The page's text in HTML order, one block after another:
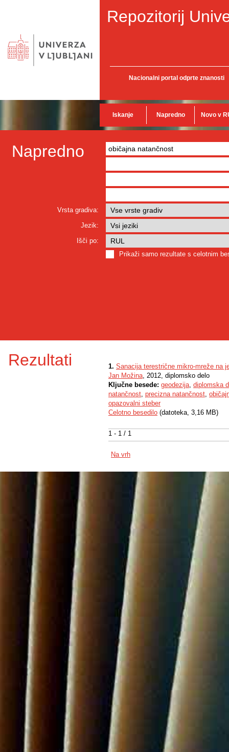
Repozitorij
Nacionalni portal odprte znanosti
Iskanje Napredno Novo v
Napredno
Vrsta gradiva:
Jezik:
Išči po:
Prikaži samo rezultate s celotnim
Rezultati
1 - 1 / 1
1. Sanacija terestrične mikro-mreže na
Jan Možina, 2012, diplomsko delo
Ključne besede: geodezija, diplomska
natančnost, precizna natančnost,
opazovalni steber
Celotno besedilo (datoteka, 3,16 MB)
Na vrh